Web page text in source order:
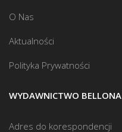
O Nas
Aktualności
Polityka Prywatności
WYDAWNICTWO BELLONA
Adres do korespondencji